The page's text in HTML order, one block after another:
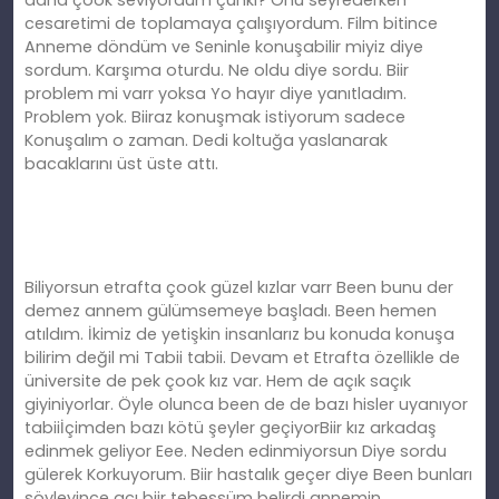
cesaretimi de toplamaya çalışıyordum. Film bitince
Anneme döndüm ve Seninle konuşabilir miyiz diye
sordum. Karşıma oturdu. Ne oldu diye sordu. Biir
problem mi varr yoksa Yo hayır diye yanıtladım.
Problem yok. Biiraz konuşmak istiyorum sadece
Konuşalım o zaman. Dedi koltuğa yaslanarak
bacaklarını üst üste attı.
Biliyorsun etrafta çook güzel kızlar varr Been bunu der
demez annem gülümsemeye başladı. Been hemen
atıldım. İkimiz de yetişkin insanlarız bu konuda konuşa
bilirim değil mi Tabii tabii. Devam et Etrafta özellikle de
üniversite de pek çook kız var. Hem de açık saçık
giyiniyorlar. Öyle olunca been de de bazı hisler uyanıyor
tabiiİçimden bazı kötü şeyler geçiyorBiir kız arkadaş
edinmek geliyor Eee. Neden edinmiyorsun Diye sordu
gülerek Korkuyorum. Biir hastalık geçer diye Been bunları